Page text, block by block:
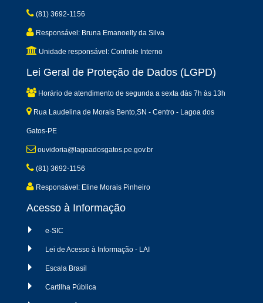
(81) 3692-1156
Responsável: Bruna Emanoelly da Silva
Unidade responsável: Controle Interno
Lei Geral de Proteção de Dados (LGPD)
Horário de atendimento de segunda a sexta dàs 7h às 13h
Rua Laudelina de Morais Bento,SN - Centro - Lagoa dos
Gatos-PE
ouvidoria@lagoadosgatos.pe.gov.br
(81) 3692-1156
Responsável: Eline Morais Pinheiro
Acesso à Informação
e-SIC
Lei de Acesso à Informação - LAI
Escala Brasil
Cartilha Pública